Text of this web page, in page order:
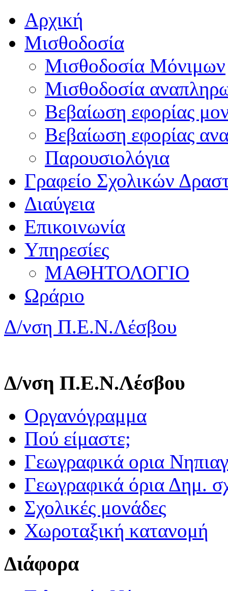
Αρχική
Μισθοδοσία
Μισθοδοσία Μόνιμων
Μισθοδοσία
Βεβαίωση εφορίας
Βεβαίωση εφορίας
Παρουσιολόγια
Γραφείο Σχολικών
Διαύγεια
Επικοινωνία
Υπηρεσίες
ΜΑΘΗΤΟΛΟΓΙΟ
Ωράριο
Δ/νση Π.Ε.Ν.Λέσβου
Δ/νση Π.Ε.Ν.Λέσβου
Οργανόγραμμα
Πού είμαστε;
Γεωγραφικά ορια
Γεωγραφικά όρια Δημ.
Σχολικές μονάδες
Χωροταξική κατανομή
Διάφορα